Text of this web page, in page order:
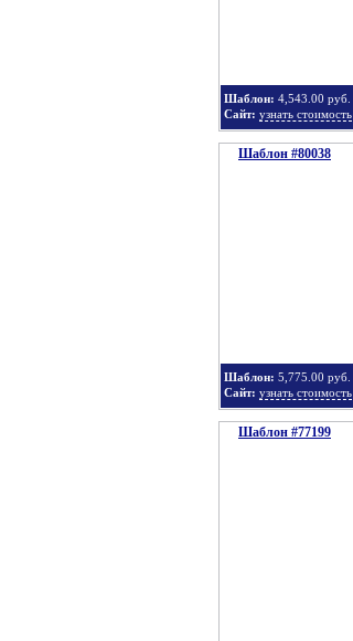
Шаблон: 4,543.00 руб.
Сайт: узнать стоимость
Шаблон #80038
Шаблон: 5,775.00 руб.
Сайт: узнать стоимость
Шаблон #77199